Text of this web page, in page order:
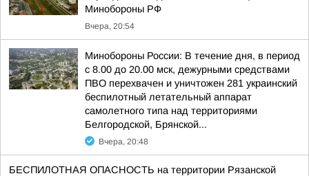
Минобороны РФ
Вчера, 20:54
Минобороны России: В течение дня, в период
с 8.00 до 20.00 мск, дежурными средствами
ПВО перехвачен и уничтожен 281 украинский
беспилотный летательный аппарат
самолетного типа над территориями
Белгородской, Брянской...
Вчера, 20:48
БЕСПИЛОТНАЯ ОПАСНОСТЬ на территории Рязанской